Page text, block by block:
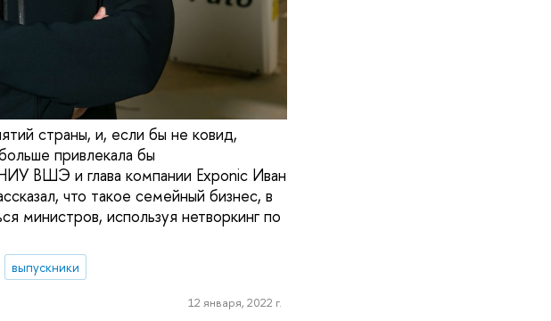
страны, и, если бы не ковид,
привлекала бы
ВШЭ и глава компании Exponic Иван
что такое семейный бизнес, в
министров, используя нетворкинг по
выпускники
12 января, 2022 г.